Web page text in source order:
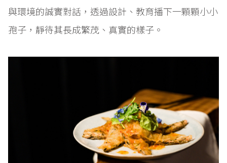
與環境的誠實對話，透過設計、教育播下一顆顆小小
孢子，靜待其長成繁茂、真實的樣子。